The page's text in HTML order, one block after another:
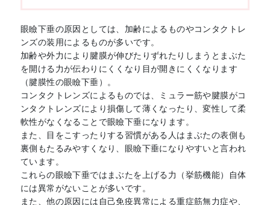
眼瞼下垂の原因としては、加齢によるものやコンタクトレ
ンズの装用によるものが多いです。
加齢や外力により腱膜が伸びたりずれたりしまうとまぶた
を開ける力が伝わりにくくなり目が開きにくくなります
（腱膜性の眼瞼下垂）。
コンタクトレンズによるものでは、ミュラー筋や腱膜がコ
ンタクトレンズにより損傷して薄くなったり、変性して柔
軟性がなくなることで眼瞼下垂になります。
また、目をこすったりする習慣がある人はまぶたの表側も
裏側もたるみやすくなり、眼瞼下垂になりやすいと言われ
ています。
これらの眼瞼下垂ではまぶたを上げる力（挙筋機能）自体
には異常がないことが多いです。
また、他の原因には自己免疫異常による重症筋無力症や、